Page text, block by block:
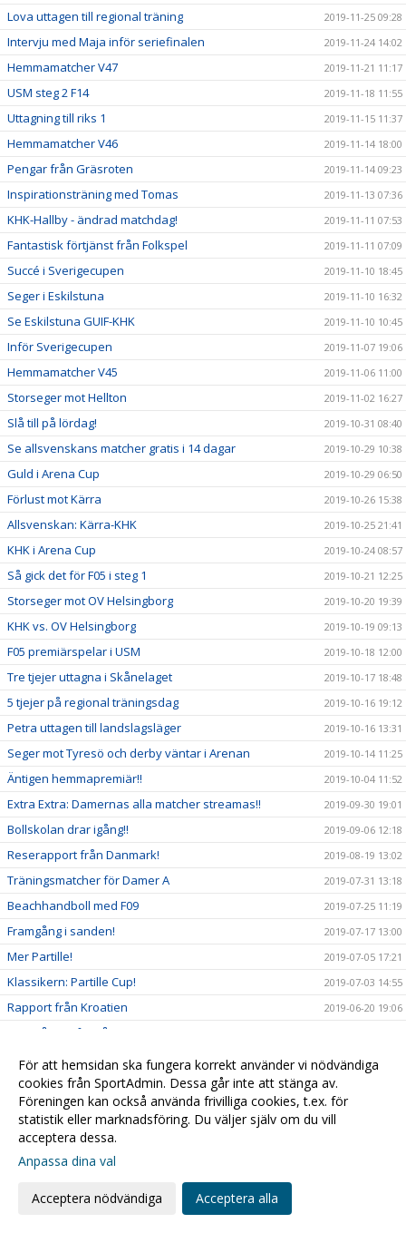
Lova uttagen till regional träning 2019-11-25 09:28
Intervju med Maja inför seriefinalen 2019-11-24 14:02
Hemmamatcher V47 2019-11-21 11:17
USM steg 2 F14 2019-11-18 11:55
Uttagning till riks 1 2019-11-15 11:37
Hemmamatcher V46 2019-11-14 18:00
Pengar från Gräsroten 2019-11-14 09:23
Inspirationsträning med Tomas 2019-11-13 07:36
KHK-Hallby - ändrad matchdag! 2019-11-11 07:53
Fantastisk förtjänst från Folkspel 2019-11-11 07:09
Succé i Sverigecupen 2019-11-10 18:45
Seger i Eskilstuna 2019-11-10 16:32
Se Eskilstuna GUIF-KHK 2019-11-10 10:45
Inför Sverigecupen 2019-11-07 19:06
Hemmamatcher V45 2019-11-06 11:00
Storseger mot Hellton 2019-11-02 16:27
Slå till på lördag! 2019-10-31 08:40
Se allsvenskans matcher gratis i 14 dagar 2019-10-29 10:38
Guld i Arena Cup 2019-10-29 06:50
Förlust mot Kärra 2019-10-26 15:38
Allsvenskan: Kärra-KHK 2019-10-25 21:41
KHK i Arena Cup 2019-10-24 08:57
Så gick det för F05 i steg 1 2019-10-21 12:25
Storseger mot OV Helsingborg 2019-10-20 19:39
KHK vs. OV Helsingborg 2019-10-19 09:13
F05 premiärspelar i USM 2019-10-18 12:00
Tre tjejer uttagna i Skånelaget 2019-10-17 18:48
5 tjejer på regional träningsdag 2019-10-16 19:12
Petra uttagen till landslagsläger 2019-10-16 13:31
Seger mot Tyresö och derby väntar i Arenan 2019-10-14 11:25
Äntigen hemmapremiär!! 2019-10-04 11:52
Extra Extra: Damernas alla matcher streamas!! 2019-09-30 19:01
Bollskolan drar igång!! 2019-09-06 12:18
Reserapport från Danmark! 2019-08-19 13:02
Träningsmatcher för Damer A 2019-07-31 13:18
Beachhandboll med F09 2019-07-25 11:19
Framgång i sanden! 2019-07-17 13:00
Mer Partille! 2019-07-05 17:21
Klassikern: Partille Cup! 2019-07-03 14:55
Rapport från Kroatien 2019-06-20 19:06
Framgångar för våra yngre tjejer!
Ny spelare klar för Damer A! 2019-06-03 12:07
Vad händer i klubben just nu...? 2019-05-17 11:44
På lördag kl 16.00 smäller det!! 2019-04-11 22:51
F07/08 på vift!
Uppdatering från Gran Canaria
Full fart framåt! Challenge Cup info:
Massor med handboll i helgen!!!
För att hemsidan ska fungera korrekt använder vi nödvändiga
cookies från SportAdmin. Dessa går inte att stänga av.
Föreningen kan också använda frivilliga cookies, t.ex. för
statistik eller marknadsföring. Du väljer själv om du vill
acceptera dessa.
Anpassa dina val
Acceptera nödvändiga Acceptera alla